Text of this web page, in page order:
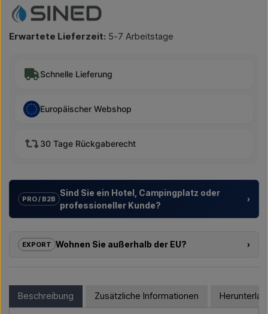
Erwartete Lieferzeit: 5-7 Arbeitstage
Schnelle Lieferung
Europäischer Webshop
30 Tage Rückgaberecht
PRO / B2B
Sind Sie ein Hotel, Campingplatz oder
professioneller Kunde?
›
Projektentwickler mit
Außenduschen – von der Modellauswahl bis zur richtigen
Möchten Sie einAngebot für ein Projekt oder eine
größere Lieferung, dann kontaktieren Sie uns – wir
antworten schnell.
EXPORT Wohnen Sie außerhalb der EU?
›
Webshop bestellen. Stattdessen können Sie uns kontaktieren
und einen Preis inklusive Lieferung und ggf. Zolldokumenten
Beschreibung Zusätzliche Informationen